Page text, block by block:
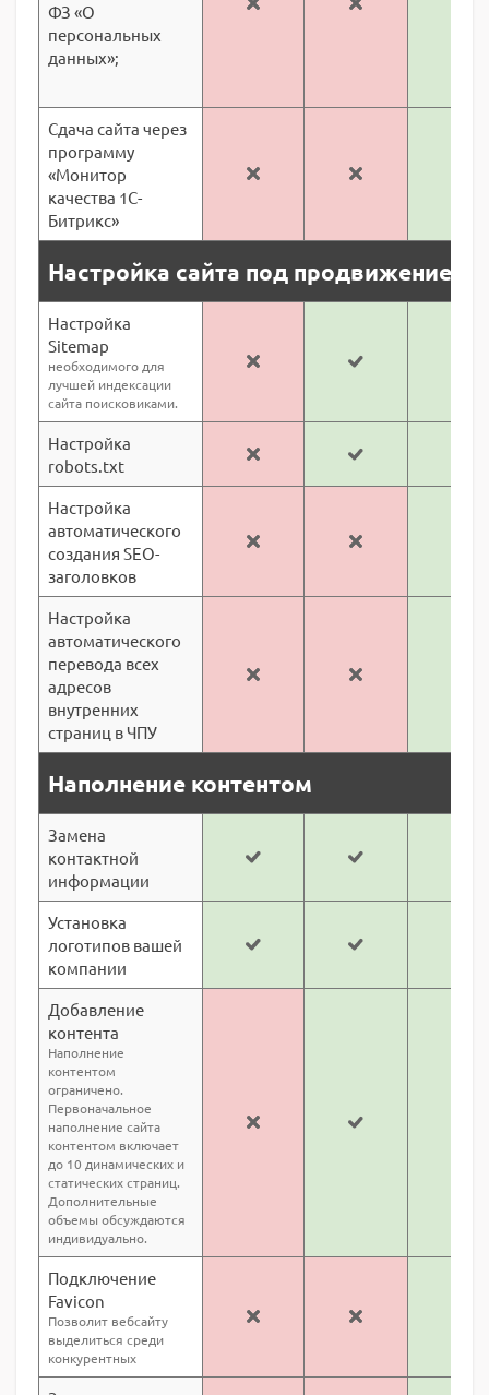
ФЗ «О
персональных
данных»;
Сдача сайта через
программу
«Монитор
качества 1С-
Битрикс»
Настройка сайта под продвижение
Настройка
Sitemap
необходимого для
лучшей индексации
сайта поисковиками.
Настройка
robots.txt
Настройка
автоматического
создания SEO-
заголовков
Настройка
автоматического
перевода всех
адресов
внутренних
страниц в ЧПУ
Наполнение контентом
Замена
контактной
информации
Установка
логотипов вашей
компании
Добавление
контента
Наполнение
контентом
ограничено.
Первоначальное
наполнение сайта
контентом включает
до 10 динамических и
статических страниц.
Дополнительные
объемы обсуждаются
индивидуально.
Подключение
Favicon
Позволит вебсайту
выделиться среди
конкурентных